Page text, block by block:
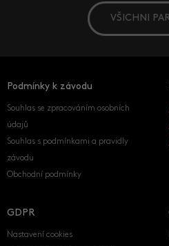
VŠICHNI
Podmínky k závodu
Souhlas se zpracováním osobních
údajů
Souhlas s podmínkami a pravidly
závodu
Obchodní podmínky
GDPR
Nastavení cookies